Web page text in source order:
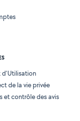
d'Utilisation
de la vie privée
et contrôle des avis